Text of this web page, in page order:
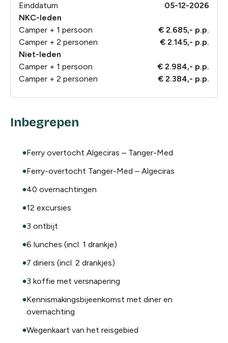
Einddatum
05-12-2026
NKC-leden
Camper + 1 persoon
€ 2.685,- p.p.
Camper + 2 personen
€ 2.145,- p.p.
Niet-leden
Camper + 1 persoon
€ 2.984,- p.p.
Camper + 2 personen
€ 2.384,- p.p.
Inbegrepen
Ferry overtocht Algeciras – Tanger-Med
Ferry-overtocht Tanger-Med – Algeciras
40 overnachtingen
12 excursies
3 ontbijt
6 lunches (incl. 1 drankje)
7 diners (incl. 2 drankjes)
3 koffie met versnapering
Kennismakingsbijeenkomst met diner en
overnachting
Wegenkaart van het reisgebied